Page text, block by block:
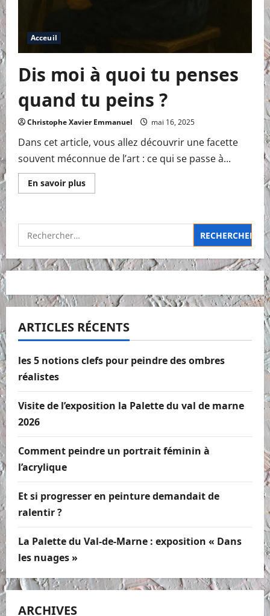
Acceuil
Dis moi à quoi tu penses
quand tu peins ?
Christophe Xavier Emmanuel mai 16, 2025
Dans cet article, vous allez découvrir une facette
souvent méconnue de l’art : ce qui se passe à...
En savoir plusEn
savoir
moi
tu
penses
quand
?
Rechercher :
ARTICLES RÉCENTS
les 5 notions clefs pour peindre des ombres
réalistes
Visite de l’exposition la Palette du val de marne
2026
Comment peindre un portrait féminin à
l’acrylique
Et si progresser en peinture demandait de
ralentir ?
La Palette du Val-de-Marne : exposition « Dans
les nuages »
ARCHIVES